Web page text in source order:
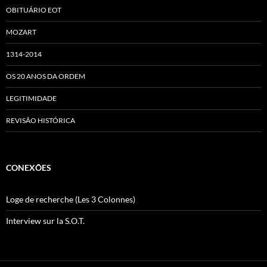
OBITUÁRIO EOT
MOZART
1314-2014
OS 20 ANOS DA ORDEM
LEGITIMIDADE
REVISÃO HISTÓRICA
CONEXÕES
Loge de recherche (Les 3 Colonnes)
Interview sur la S.O.T.